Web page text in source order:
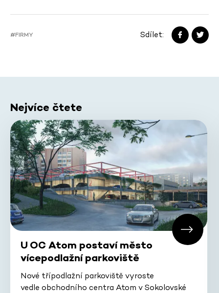
#FIRMY Sdílet:
Nejvíce čtete
U OC Atom postaví město
vícepodlažní parkoviště
Nové třípodlažní parkoviště vyroste
vedle obchodního centra Atom v Sokolovské